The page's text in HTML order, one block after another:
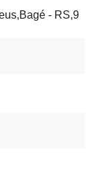
- RS,9